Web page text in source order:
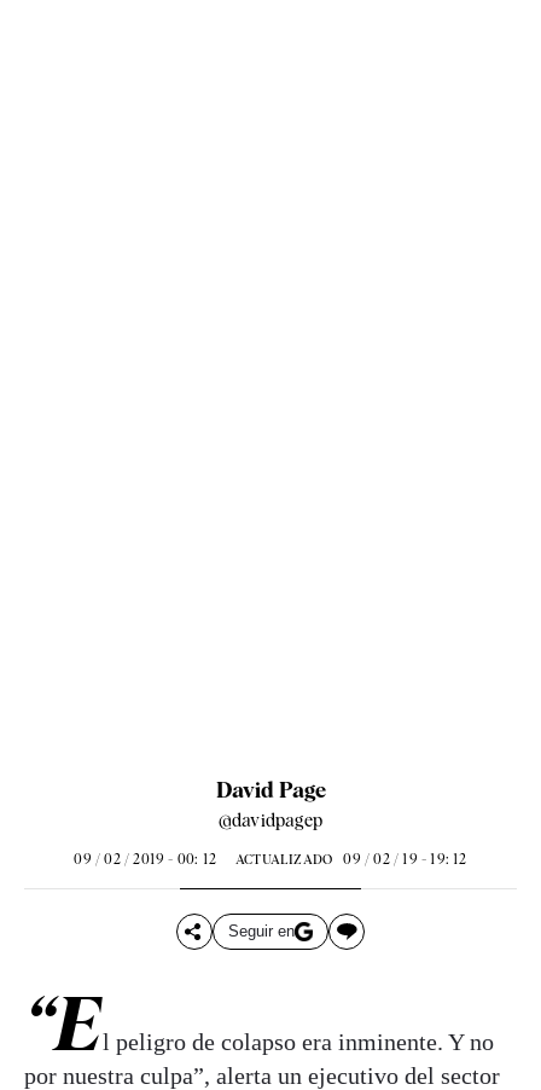
David Page
@davidpagep
09 / 02 / 2019 - 00: 12 ACTUALIZADO 09 / 02 / 19 - 19: 12
Seguir en
“El peligro de colapso era inminente. Y no
por nuestra culpa”, alerta un ejecutivo del sector